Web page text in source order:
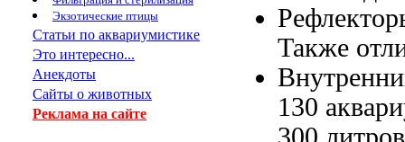
Экзотические птицы
Статьи по аквариумистике
Это интересно...
Анекдоты
Сайты о животных
Реклама на сайте
Также
130